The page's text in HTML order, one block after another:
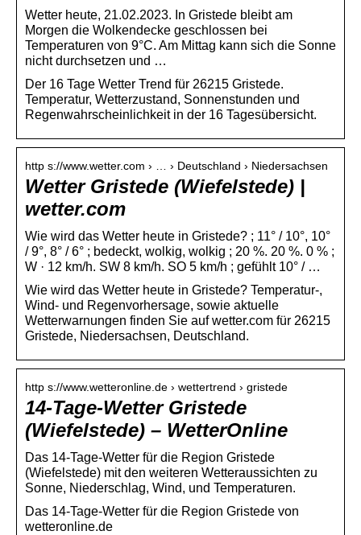
Wetter heute, 21.02.2023. In Gristede bleibt am
Morgen die Wolkendecke geschlossen bei
Temperaturen von 9°C. Am Mittag kann sich die Sonne
nicht durchsetzen und …
Der 16 Tage Wetter Trend für 26215 Gristede.
Temperatur, Wetterzustand, Sonnenstunden und
Regenwahrscheinlichkeit in der 16 Tagesübersicht.
http s://www.wetter.com › … › Deutschland › Niedersachsen
Wetter Gristede (Wiefelstede) |
wetter.com
Wie wird das Wetter heute in Gristede? ; 11° / 10°, 10°
/ 9°, 8° / 6° ; bedeckt, wolkig, wolkig ; 20 %. 20 %. 0 % ;
W · 12 km/h. SW 8 km/h. SO 5 km/h ; gefühlt 10° / …
Wie wird das Wetter heute in Gristede? Temperatur-,
Wind- und Regenvorhersage, sowie aktuelle
Wetterwarnungen finden Sie auf wetter.com für 26215
Gristede, Niedersachsen, Deutschland.
http s://www.wetteronline.de › wettertrend › gristede
14-Tage-Wetter Gristede
(Wiefelstede) – WetterOnline
Das 14-Tage-Wetter für die Region Gristede
(Wiefelstede) mit den weiteren Wetteraussichten zu
Sonne, Niederschlag, Wind, und Temperaturen.
Das 14-Tage-Wetter für die Region Gristede von
wetteronline.de